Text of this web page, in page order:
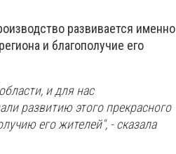
развивается именно
и благополучие его
и для нас
развитию этого прекрасного
его жителей", - сказала